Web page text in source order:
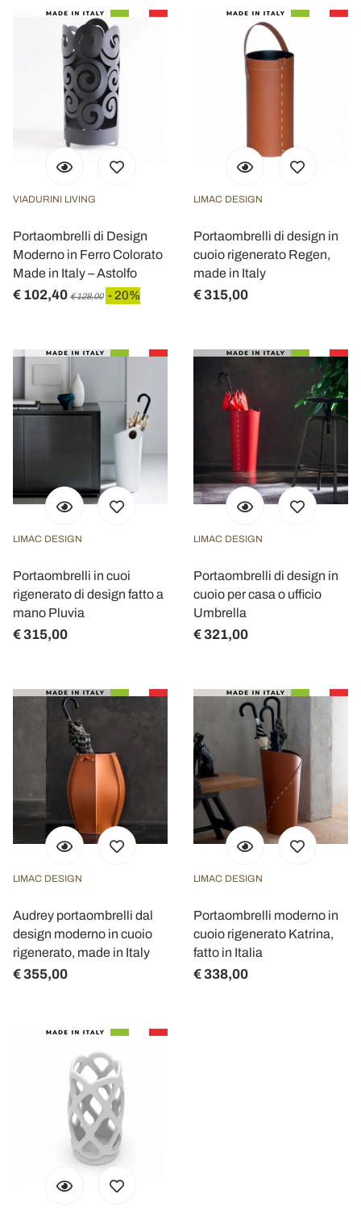
VIADURINI LIVING
Portaombrelli di Design
Moderno in Ferro Colorato
Made in Italy – Astolfo
€ 102,40 € 128,00 - 20%
LIMAC DESIGN
Portaombrelli di design in
cuoio rigenerato Regen,
made in Italy
€ 315,00
LIMAC DESIGN
Portaombrelli in cuoi
rigenerato di design fatto a
mano Pluvia
€ 315,00
LIMAC DESIGN
Portaombrelli di design in
cuoio per casa o ufficio
Umbrella
€ 321,00
LIMAC DESIGN
Audrey portaombrelli dal
design moderno in cuoio
rigenerato, made in Italy
€ 355,00
LIMAC DESIGN
Portaombrelli moderno in
cuoio rigenerato Katrina,
fatto in Italia
€ 338,00